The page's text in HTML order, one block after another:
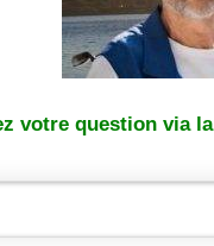
votre question via